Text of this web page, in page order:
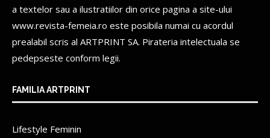
a textelor sau a ilustratiilor din orice pagina a site-ului
www.revista-femeia.ro este posibila numai cu acordul
prealabil scris al ARTPRINT SA. Pirateria intelectuala se
pedepseste conform legii.
FAMILIA ARTPRINT
Lifestyle Feminin